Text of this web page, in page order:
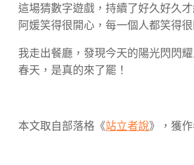
這場猜數字遊戲，持續了好久好久才
阿媛笑得很開心，每一個人都笑得很
我走出餐廳，發現今天的陽光閃閃
春天，是真的來了罷！
本文取自部落格《站立者說》，獲